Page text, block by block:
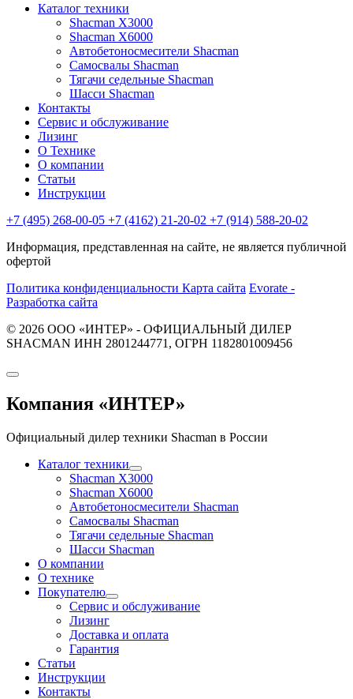
Каталог техники
Shacman X3000
Shacman X6000
Автобетоносмесители Shacman
Самосвалы Shacman
Тягачи седельные Shacman
Шасси Shacman
Контакты
Сервис и обслуживание
Лизинг
О Технике
О компании
Статьи
Инструкции
+7 (495) 268-00-05 +7 (4162) 21-20-02 +7 (914) 588-20-02
Информация, представленная на сайте, не является публичной
офертой
Политика конфиденциальности Карта сайта Evorate -
Разработка сайта
© 2026 ООО «ИНТЕР» - ОФИЦИАЛЬНЫЙ ДИЛЕР
SHACMAN ИНН 2801244771, ОГРН 1182801009456
Компания «ИНТЕР»
Официальный дилер техники Shacman в России
Каталог техники
Shacman X3000
Shacman X6000
Автобетоносмесители Shacman
Самосвалы Shacman
Тягачи седельные Shacman
Шасси Shacman
О компании
О технике
Покупателю
Сервис и обслуживание
Лизинг
Доставка и оплата
Гарантия
Статьи
Инструкции
Контакты